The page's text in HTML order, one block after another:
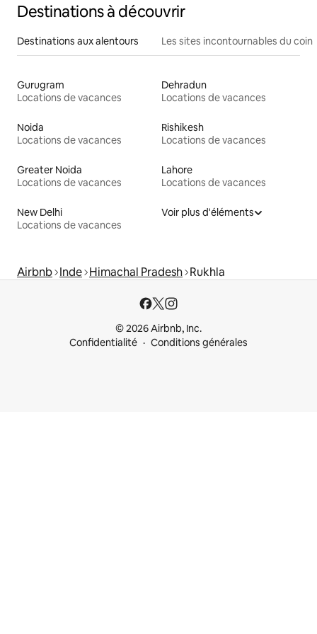
Destinations à découvrir
Destinations aux alentours Les sites incontournables du coin
Gurugram
Locations de vacances
Dehradun
Locations de vacances
Noida
Locations de vacances
Rishikesh
Locations de vacances
Greater Noida
Locations de vacances
Lahore
Locations de vacances
New Delhi
Locations de vacances
Voir plus d'éléments
Airbnb Inde Himachal Pradesh Rukhla
© 2026 Airbnb, Inc.
Confidentialité
Conditions générales